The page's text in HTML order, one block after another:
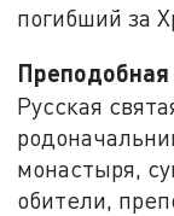
погибший за
Русская
монастыря,
обители,